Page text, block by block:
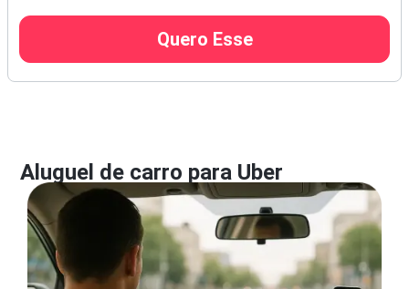
Quero Esse
Aluguel de carro para Uber